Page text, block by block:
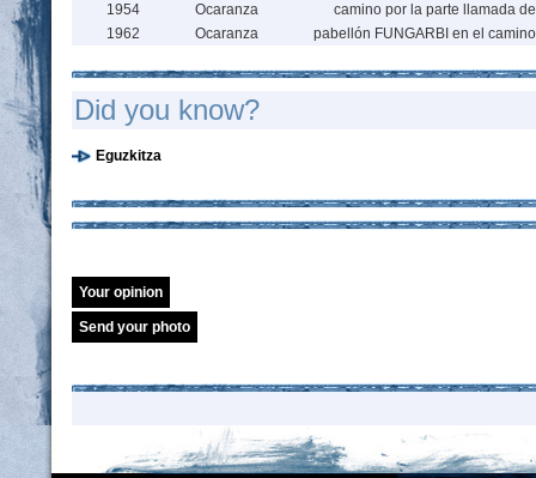
1954
Ocaranza
camino por la parte llamada de
1962
Ocaranza pabellón FUNGARBI en el
Did you know?
Eguzkitza
Your opinion
Send your photo